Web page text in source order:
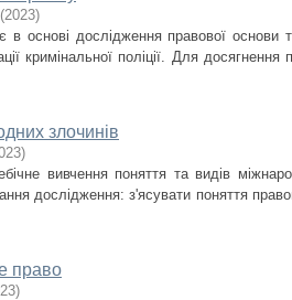
(2023)
в основі дослідження правової основи
кримінальної поліції. Для
злочинів
)
вивчення поняття та видів
дослідження: з'ясувати поняття
право
)